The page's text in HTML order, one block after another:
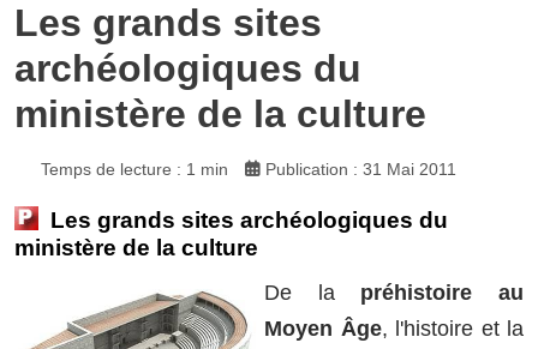
Les grands sites
archéologiques du
ministère de la culture
Temps de lecture : 1 min Publication : 31 Mai 2011
Les grands sites archéologiques du
ministère de la culture
De la préhistoire au
Moyen Âge, l'histoire et la